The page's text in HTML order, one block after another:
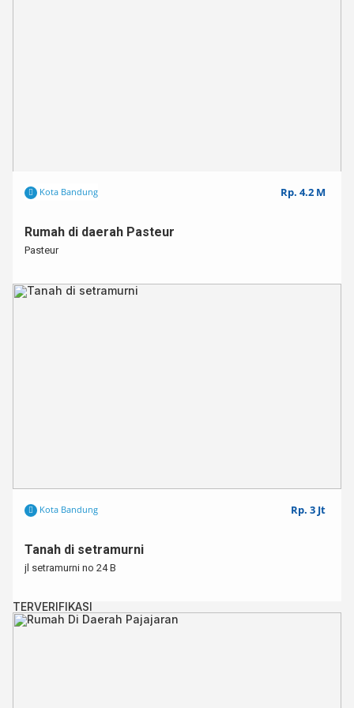
Kota Bandung Rp. 4.2 M
Rumah di daerah Pasteur
Pasteur
Kota Bandung Rp. 3 Jt
Tanah di setramurni
jl setramurni no 24 B
TERVERIFIKASI